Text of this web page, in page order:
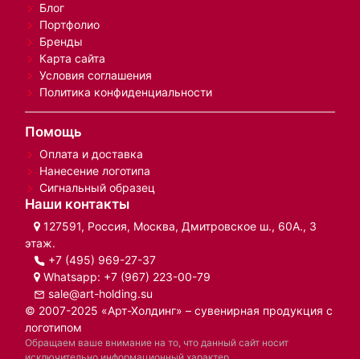
Блог
Портфолио
Бренды
Карта сайта
Условия соглашения
Политика конфиденциальности
Помощь
Оплата и доставка
Нанесение логотипа
Сигнальный образец
Наши контакты
127591, Россия, Москва, Дмитровское ш., 60А., 3
этаж.
+7 (495) 969-27-37
Whatsapp: +7 (967) 223-00-79
sale@art-holding.su
© 2007-2025 «Арт-Холдинг» – сувенирная продукция с
логотипом
Обращаем ваше внимание на то, что данный сайт носит